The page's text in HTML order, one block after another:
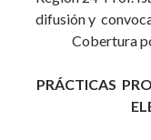
difusión y
Cobertura
PRÁCTICAS